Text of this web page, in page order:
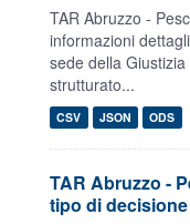
TAR Abruzzo -
informazioni
sede della
strutturato...
CSV JSON ODS
TAR Abruzzo -
tipo di decisione